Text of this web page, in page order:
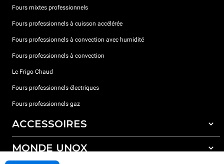
Fours mixtes professionnels
Fours professionnels à cuisson accélérée
Fours professionnels à convection avec humidité
Fours professionnels à convection
Le Frigo Chaud
Fours professionnels électriques
Fours professionnels gaz
ACCESSOIRES
Tous les accessoires
MONDE UNOX